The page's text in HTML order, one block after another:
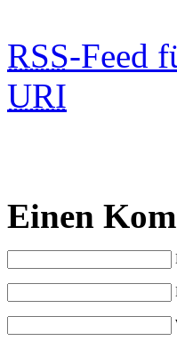
RSS-Feed
URI
Einen